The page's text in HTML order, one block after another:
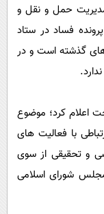
حمل و نقل و
فساد در ستاد
گذشته است و در
اعلام کرد؛ موضوع
های 88 تا 91 بوده و ارتباطی با فعالیت های
و تحقیقی از سوی
شورای اسلامی